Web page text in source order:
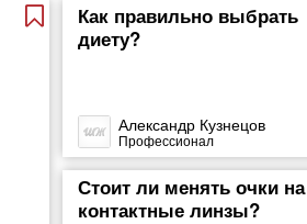
Как правильно выбрать
диету?
Александр Кузнецов
Профессионал
Стоит ли менять очки на
контактные линзы?